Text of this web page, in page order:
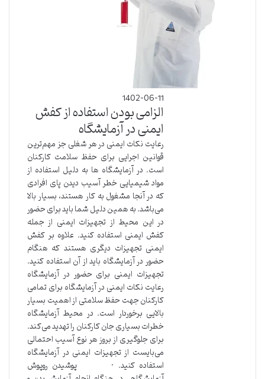
1402-06-11
الزامی بودن استفاده از کفش
ایمنی در آزمایشگاه
رعایت نکات ایمنی در هر شغلی جز مهم‌ترین
قوانین اجرایی برای حفظ سلامت کارکنان
است. در آزمایشگاه ها به دلیل استفاده از
مواد شیمیایی خطر آسیب دیدن پای افرادی
که در آنجا مشغول به کار هستند، بسیار بالا
می‌باشد. به همین دلیل شما باید برای حضور
در این محیط از تجهیزات ایمنی از جمله
کفش ایمنی استفاده کنید. علاوه بر کفش
ایمنی تجهیزات دیگری هستند که هنگام
حضور در آزمایشگاه باید از آن استفاده کنید.
تجهیزات ایمنی برای حضور در آزمایشگاه
رعایت نکات ایمنی در آزمایشگاه برای تمامی
کارکنان جهت حفظ سلامتی از اهمیت بسیار
بالایی برخوردار است. در محیط آزمایشگاه
خطرات بسیاری جان کارکنان را تهدید می‌کند.
برای جلوگیری از بروز هر نوع آسیب احتمالی
می‌بایست از تجهیزات ایمنی در آزمایشگاه
استفاده کنید. · پوشیدن روپوش